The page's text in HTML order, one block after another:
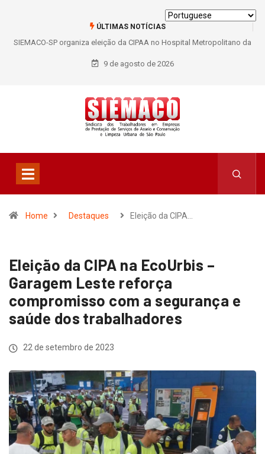
ÚLTIMAS NOTÍCIAS
da
SIEMACO São Paulo garante mais de 400 benefícios natalidade para
trabalhadores do Asseio em 2026
9 de agosto de 2026
Home Destaques Eleição da CIPA…
Eleição da CIPA na EcoUrbis –
Garagem Leste reforça
compromisso com a segurança e
saúde dos trabalhadores
22 de setembro de 2023